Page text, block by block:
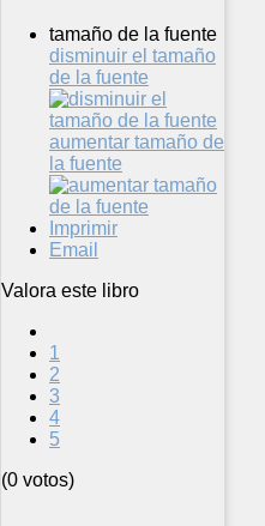
tamaño de la fuente
disminuir el tamaño
de la fuente
aumentar tamaño de
la fuente
Imprimir
Email
Valora este libro
1
2
3
4
5
(0 votos)